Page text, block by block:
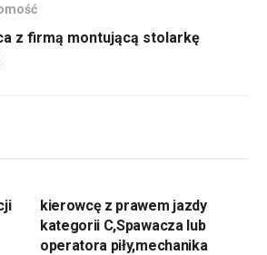
z firmą montującą stolarkę
kierowcę z prawem jazdy
kategorii C,Spawacza lub
operatora piły,mechanika